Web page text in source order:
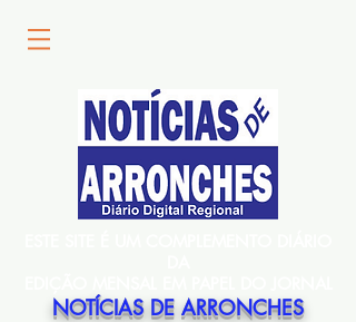
NOTÍCIAS DE ARRONCHES